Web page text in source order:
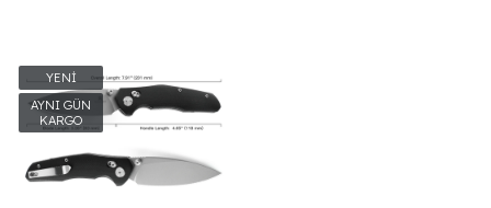
modellerinin patentli
olduğunu duyurmaktan
gurur duyuyoruz